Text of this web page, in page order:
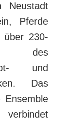
Neustadt
Pferde
über 230-
des
und
Das
Ensemble